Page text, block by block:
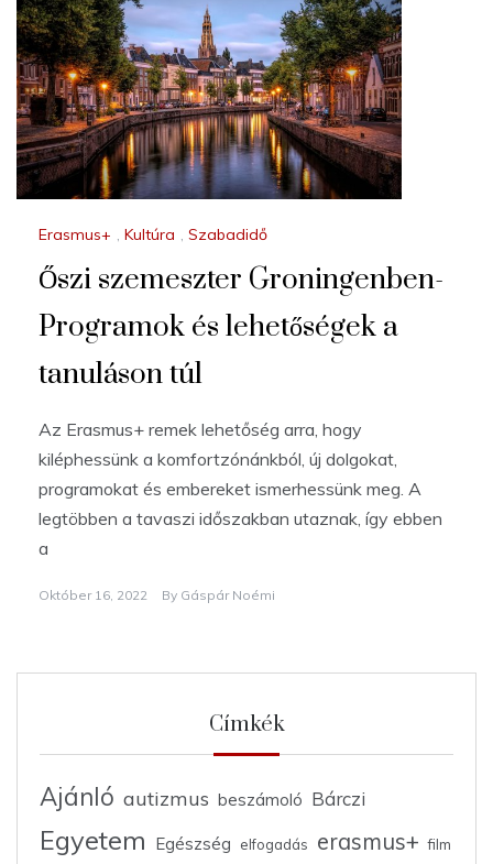
Erasmus+ , Kultúra , Szabadidő
Őszi szemeszter Groningenben-
Programok és lehetőségek a
tanuláson túl
Az Erasmus+ remek lehetőség arra, hogy
kiléphessünk a komfortzónánkból, új dolgokat,
programokat és embereket ismerhessünk meg. A
legtöbben a tavaszi időszakban utaznak, így ebben
a
Október 16, 2022 By Gáspár Noémi
Címkék
Ajánló autizmus beszámoló Bárczi
Egyetem Egészség elfogadás erasmus+ film